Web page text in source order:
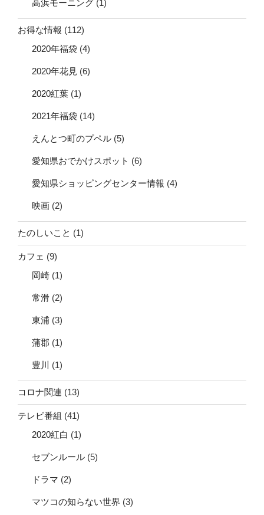
高浜モーニング (1)
お得な情報 (112)
2020年福袋 (4)
2020年花見 (6)
2020紅葉 (1)
2021年福袋 (14)
えんとつ町のプペル (5)
愛知県おでかけスポット (6)
愛知県ショッピングセンター情報 (4)
映画 (2)
たのしいこと (1)
カフェ (9)
岡崎 (1)
常滑 (2)
東浦 (3)
蒲郡 (1)
豊川 (1)
コロナ関連 (13)
テレビ番組 (41)
2020紅白 (1)
セブンルール (5)
ドラマ (2)
マツコの知らない世界 (3)